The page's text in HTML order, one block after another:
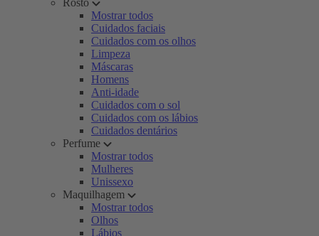
Rosto
Mostrar todos
Cuidados faciais
Cuidados com os olhos
Limpeza
Máscaras
Homens
Anti-idade
Cuidados com o sol
Cuidados com os lábios
Cuidados dentários
Perfume
Mostrar todos
Mulheres
Unissexo
Maquilhagem
Mostrar todos
Olhos
Lábios